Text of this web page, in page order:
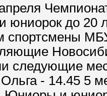
юниорок до 20
спортсмены
следующие
Ольга - 14.45